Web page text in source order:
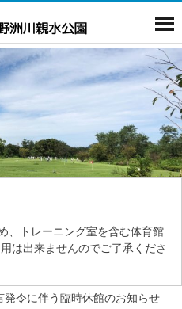
、トレーニング室を含む体育館
は出来ませんのでご了承くださ
発令に伴う臨時休館のお知らせ